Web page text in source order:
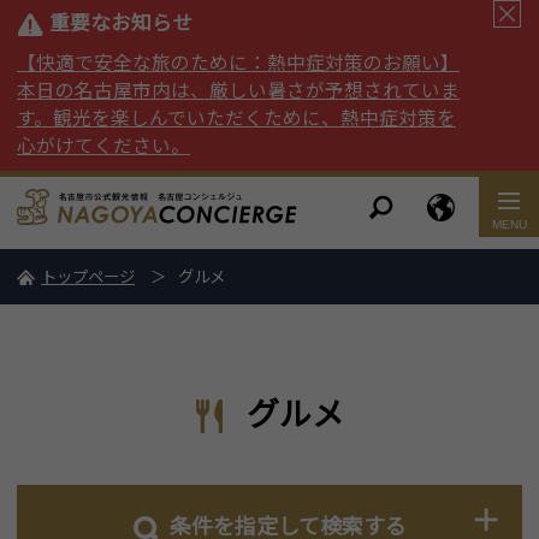
重要なお知らせ
【快適で安全な旅のために：熱中症対策のお願い】
本日の名古屋市内は、厳しい暑さが予想されていま
す。観光を楽しんでいただくために、熱中症対策を
心がけてください。
トップページ グルメ
グルメ
条件を指定して検索する